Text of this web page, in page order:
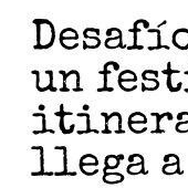
un
llega